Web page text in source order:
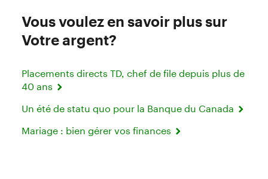
Vous voulez en savoir plus sur
Votre argent?
Placements directs TD, chef de file depuis plus de
40 ans
Un été de statu quo pour la Banque du Canada
Mariage : bien gérer vos finances